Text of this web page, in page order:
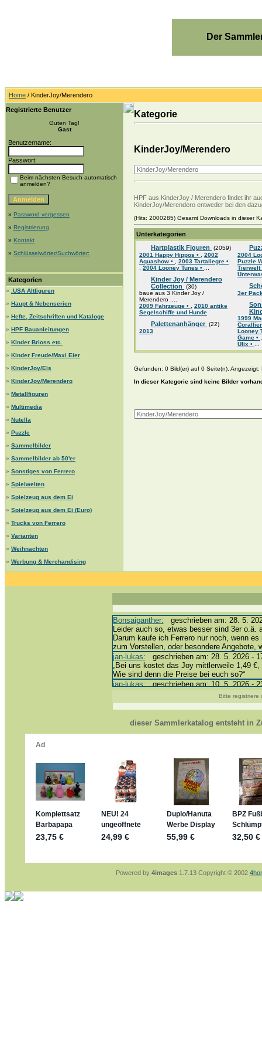
Der
Home / KinderJoy/Merendero
Registrierte Benutzer
Guten Tag!
Gast
Benutzername:
Passwort:
Beim nächsten Besuch automatisch
anmelden?
» Password vergessen
» Registrierung
» Kontakt
» Schlüsselwörter/Suchwörter:
Kategorien
»
.USA Altfiguren
» Haupt & Nebenserien
» Hefte, Zeitschriften und Kataloge
» HPF Bauanleitungen
» Kinder Brioss etc.
» Kinder Freude/Maxi Eier
» KinderJoy/Eis
» KinderJoy/Merendero
» Metallfiguren
» Multimedia
» Nutella
» Puzzle
» Sammelbilder
» Sammelbilder ab 50'er
» Sonstiges von Ferrero
» Spielwelten
» Spielzeug aus dem Ei
» Spielzeug aus dem Ei (Euro)
» Trucks von Ferrero
» Varianten
» Weihnachten
» Werbung & Merchandising
Kategorie
KinderJoy/Merendero
HPF aus KinderJoy / Merendero findet ihr
KinderJoy/Merendero entweder bei den
(Hits: 2000285) Gesamt Downloads in dieser
Unterkategorien
Hartplastik Figuren
(2059)
2001 Happy Hippos •
2002
Aquashow •
2003 Tartallegre •
2004 Looney Tunes •
Kinder Joy / Merendero
Collection
(30)
baue aus 3 Kinder Joy /
Merendero ....
2009 Fahrzeuge •
2010 antike
Segelschiffe und Hunde
Palettenanhänger (22)
2013
2004
Puzzle
Tierwelt
3er
1999
Looney
Game •
Ulix •
Gefunden: 0 Bild(er) auf 0 Seite(n). Angezeigt:
In dieser Kategorie sind keine Bilder
Bonsaipanther: geschrieben am: 28. 5.
Leider auch so, etwas besser sind 3er o.ä.
Darum kaufe ich Ferrero nur noch, wenn
zum Vorstellen, oder besondere Angebote,
jan-lukas: geschrieben am: 28. 5. 2026 -
„Bei uns kostet das Joy mittlerweile 1,49
Wie sind denn die Preise bei euch so?“
jan-lukas:geschrieben am: 10. 5. 2026 -
Bonsaipanther:geschrieben am: 10. 5.
@ Harald
https://www.ue-ei-portal-
Dein Enkel sollte zur Strafe die nächsten
Für die Figuren VC307, 310, 318 und 326
mein Enkel hat die leider weggeworfen
jan-lukas:
geschrieben am: 29. 4. 2026 -
https://www.ferrero-
sammelspass.de/einladung/
jan-lukas:
geschrieben am: 28. 4. 2026 -
stimmt, jetzt fällt es mir auch ein
*Bussi*
Bonsaipanther:
geschrieben am: 28. 4.
So habe ich das in Erinnerung ... oder?
jan-lukas:geschrieben am: 28. 4. 2026 -
Bitte registriere
dieser Sammlerkatalog entsteht in
Powered by 4images1.7.13 Copyright © 2002